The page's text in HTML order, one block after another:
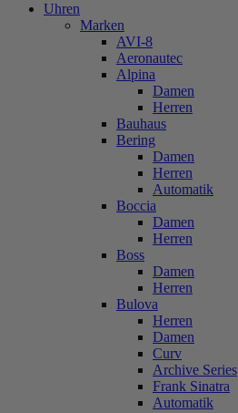
Uhren
Marken
AVI-8
Aeronautec
Alpina
Damen
Herren
Bauhaus
Bering
Damen
Herren
Automatik
Boccia
Damen
Herren
Boss
Damen
Herren
Bulova
Herren
Damen
Curv
Archive Series
Frank Sinatra
Automatik